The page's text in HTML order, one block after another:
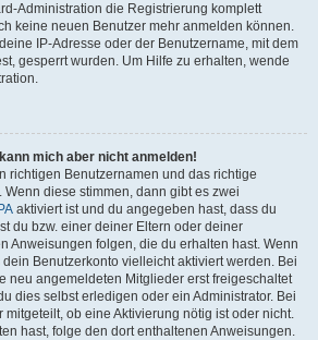
Administration die Registrierung komplett
keine neuen Benutzer mehr anmelden können.
IP-Adresse oder der Benutzername, mit dem
gesperrt wurden. Um Hilfe zu erhalten, wende
mich aber nicht anmelden!
richtigen Benutzernamen und das richtige
diese stimmen, dann gibt es zwei
aktiviert ist und du angegeben hast, dass du
du bzw. einer deiner Eltern oder deiner
Anweisungen folgen, die du erhalten hast. Wenn
Benutzerkonto vielleicht aktiviert werden. Bei
neu angemeldeten Mitglieder erst freigeschaltet
dies selbst erledigen oder ein Administrator. Bei
ob eine Aktivierung nötig ist oder nicht.
hast, folge den dort enthaltenen Anweisungen.